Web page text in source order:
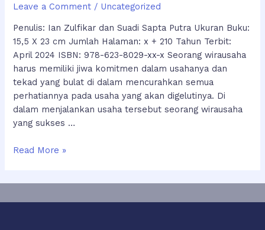
Leave a Comment / Uncategorized
Penulis: Ian Zulfikar dan Suadi Sapta Putra Ukuran Buku:
15,5 X 23 cm Jumlah Halaman: x + 210 Tahun Terbit:
April 2024 ISBN: 978-623-8029-xx-x Seorang wirausaha
harus memiliki jiwa komitmen dalam usahanya dan
tekad yang bulat di dalam mencurahkan semua
perhatiannya pada usaha yang akan digelutinya. Di
dalam menjalankan usaha tersebut seorang wirausaha
yang sukses …
PENDIDIKAN
Read More »